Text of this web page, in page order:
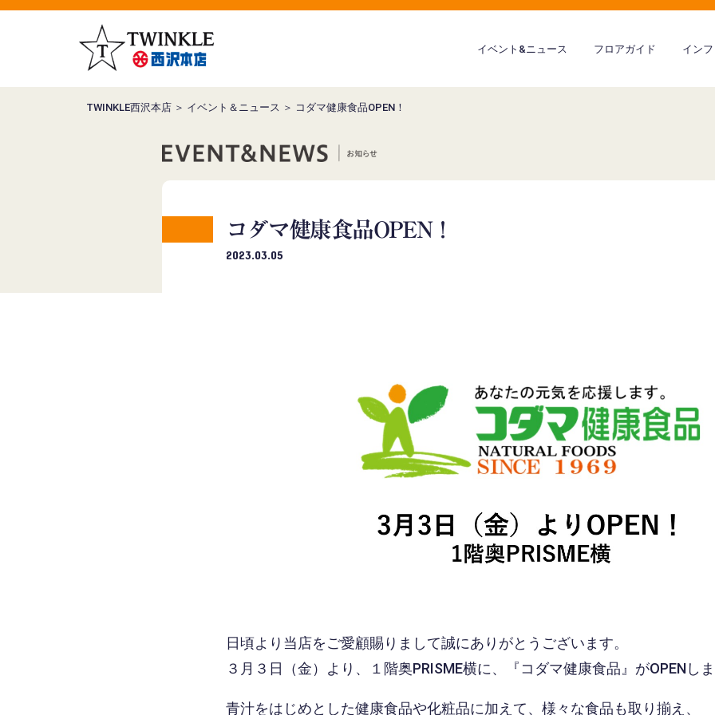
イベント&ニュース フロアガイド イン
TWINKLE西沢本店 ＞ イベント＆ニュース ＞ コダマ健康食品OPEN！
コダマ健康食品OPEN！
2023.03.05
日頃より当店をご愛顧賜りまして誠にありがとうございます。
３月３日（金）より、１階奥PRISME横に、『コダマ健康食品』がOPENし
青汁をはじめとした健康食品や化粧品に加えて、様々な食品も取り揃え、